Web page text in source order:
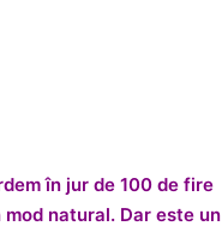
în jur de 100 de fire
natural. Dar este un